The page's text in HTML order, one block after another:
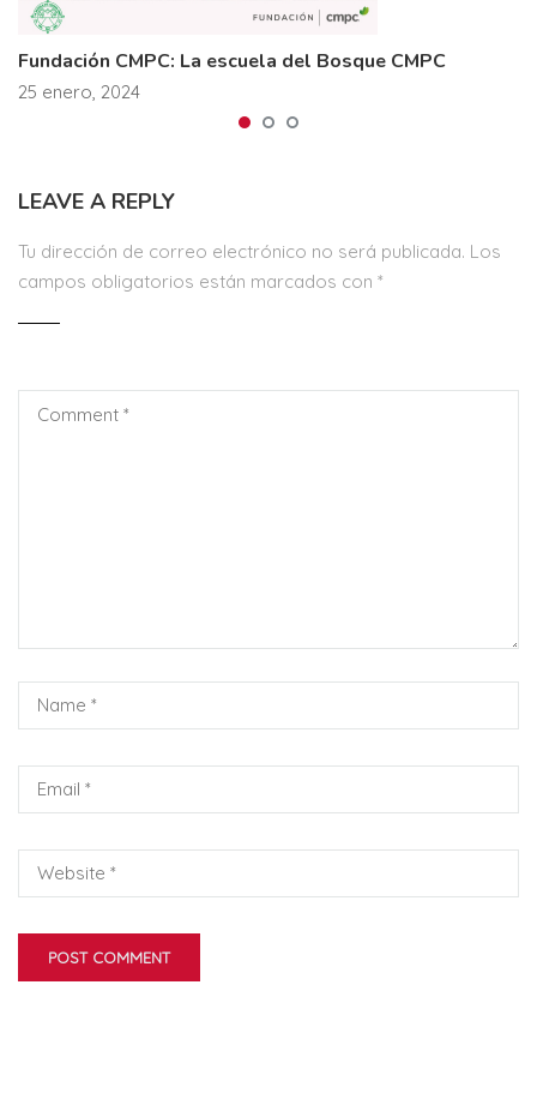
Fundación CMPC: La escuela del Bosque CMPC
25 enero, 2024
LEAVE A REPLY
Tu dirección de correo electrónico no será publicada. Los
campos obligatorios están marcados con *